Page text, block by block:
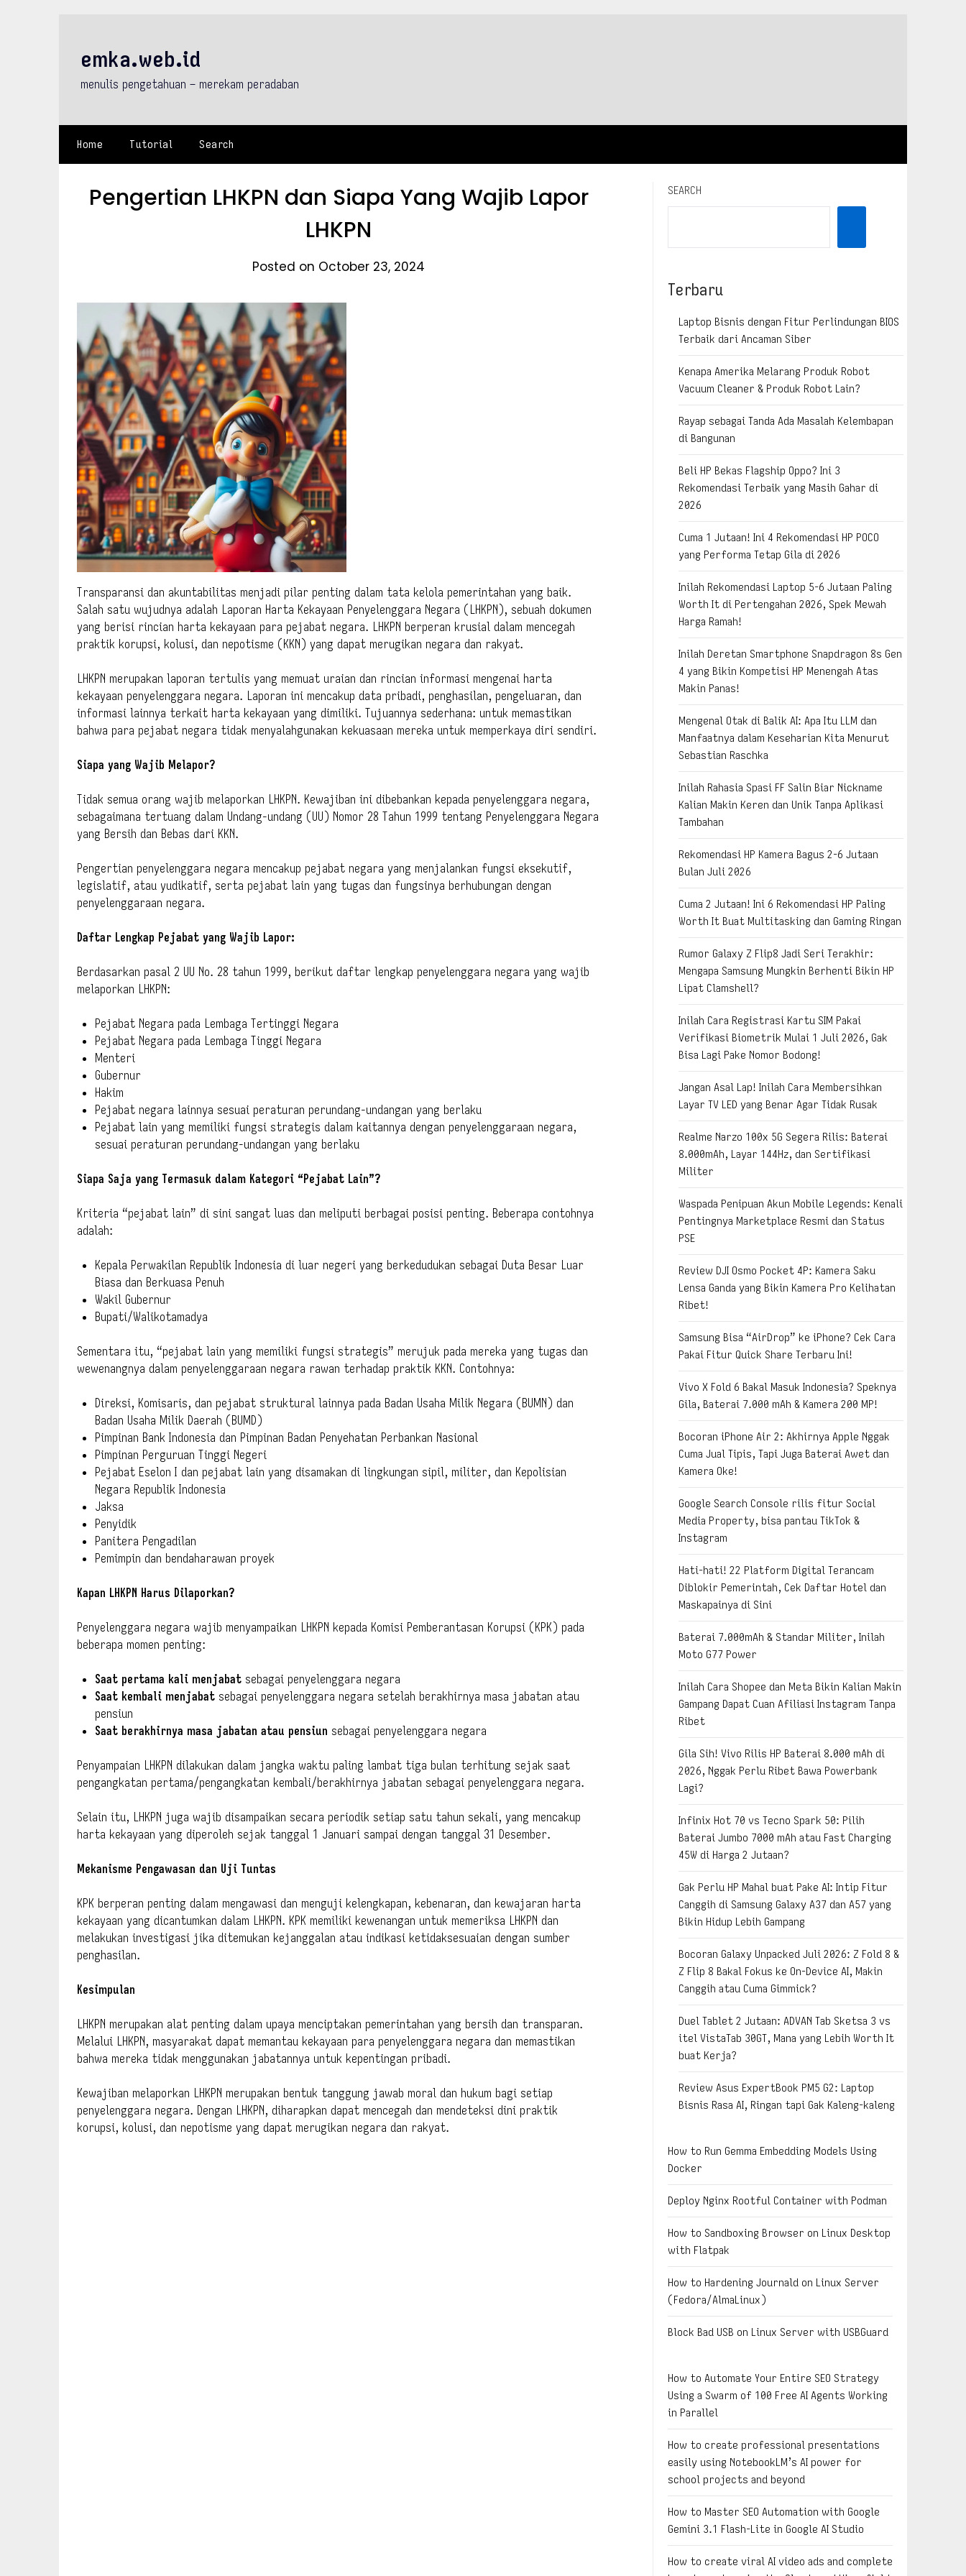
emka.web.id
menulis pengetahuan – merekam peradaban
Home Tutorial Search
Pengertian LHKPN dan Siapa Yang Wajib Lapor
LHKPN
Posted on October 23, 2024
Transparansi dan akuntabilitas menjadi pilar penting dalam tata kelola pemerintahan yang baik.
Salah satu wujudnya adalah Laporan Harta Kekayaan Penyelenggara Negara (LHKPN), sebuah dokumen
yang berisi rincian harta kekayaan para pejabat negara. LHKPN berperan krusial dalam mencegah
praktik korupsi, kolusi, dan nepotisme (KKN) yang dapat merugikan negara dan rakyat.
LHKPN merupakan laporan tertulis yang memuat uraian dan rincian informasi mengenai harta
kekayaan penyelenggara negara. Laporan ini mencakup data pribadi, penghasilan, pengeluaran, dan
informasi lainnya terkait harta kekayaan yang dimiliki. Tujuannya sederhana: untuk memastikan
bahwa para pejabat negara tidak menyalahgunakan kekuasaan mereka untuk memperkaya diri sendiri.
Siapa yang Wajib Melapor?
Tidak semua orang wajib melaporkan LHKPN. Kewajiban ini dibebankan kepada penyelenggara negara,
sebagaimana tertuang dalam Undang-undang (UU) Nomor 28 Tahun 1999 tentang Penyelenggara Negara
yang Bersih dan Bebas dari KKN.
Pengertian penyelenggara negara mencakup pejabat negara yang menjalankan fungsi eksekutif,
legislatif, atau yudikatif, serta pejabat lain yang tugas dan fungsinya berhubungan dengan
penyelenggaraan negara.
Daftar Lengkap Pejabat yang Wajib Lapor:
Berdasarkan pasal 2 UU No. 28 tahun 1999, berikut daftar lengkap penyelenggara negara yang wajib
melaporkan LHKPN:
Pejabat Negara pada Lembaga Tertinggi Negara
Pejabat Negara pada Lembaga Tinggi Negara
Menteri
Gubernur
Hakim
Pejabat negara lainnya sesuai peraturan perundang-undangan yang berlaku
Pejabat lain yang memiliki fungsi strategis dalam kaitannya dengan penyelenggaraan negara,
sesuai peraturan perundang-undangan yang berlaku
Siapa Saja yang Termasuk dalam Kategori “Pejabat Lain”?
Kriteria “pejabat lain” di sini sangat luas dan meliputi berbagai posisi penting. Beberapa contohnya
adalah:
Kepala Perwakilan Republik Indonesia di luar negeri yang berkedudukan sebagai Duta Besar Luar
Biasa dan Berkuasa Penuh
Wakil Gubernur
Bupati/Walikotamadya
Sementara itu, “pejabat lain yang memiliki fungsi strategis” merujuk pada mereka yang tugas dan
wewenangnya dalam penyelenggaraan negara rawan terhadap praktik KKN. Contohnya:
Direksi, Komisaris, dan pejabat struktural lainnya pada Badan Usaha Milik Negara (BUMN) dan
Badan Usaha Milik Daerah (BUMD)
Pimpinan Bank Indonesia dan Pimpinan Badan Penyehatan Perbankan Nasional
Pimpinan Perguruan Tinggi Negeri
Pejabat Eselon I dan pejabat lain yang disamakan di lingkungan sipil, militer, dan Kepolisian
Negara Republik Indonesia
Jaksa
Penyidik
Panitera Pengadilan
Pemimpin dan bendaharawan proyek
Kapan LHKPN Harus Dilaporkan?
Penyelenggara negara wajib menyampaikan LHKPN kepada Komisi Pemberantasan Korupsi (KPK) pada
beberapa momen penting:
Saat pertama kali menjabat sebagai penyelenggara negara
Saat kembali menjabat sebagai penyelenggara negara setelah berakhirnya masa jabatan atau
pensiun
Saat berakhirnya masa jabatan atau pensiun sebagai penyelenggara negara
Penyampaian LHKPN dilakukan dalam jangka waktu paling lambat tiga bulan terhitung sejak saat
pengangkatan pertama/pengangkatan kembali/berakhirnya jabatan sebagai penyelenggara negara.
Selain itu, LHKPN juga wajib disampaikan secara periodik setiap satu tahun sekali, yang mencakup
harta kekayaan yang diperoleh sejak tanggal 1 Januari sampai dengan tanggal 31 Desember.
Mekanisme Pengawasan dan Uji Tuntas
KPK berperan penting dalam mengawasi dan menguji kelengkapan, kebenaran, dan kewajaran harta
kekayaan yang dicantumkan dalam LHKPN. KPK memiliki kewenangan untuk memeriksa LHKPN dan
melakukan investigasi jika ditemukan kejanggalan atau indikasi ketidaksesuaian dengan sumber
penghasilan.
Kesimpulan
LHKPN merupakan alat penting dalam upaya menciptakan pemerintahan yang bersih dan transparan.
Melalui LHKPN, masyarakat dapat memantau kekayaan para penyelenggara negara dan memastikan
bahwa mereka tidak menggunakan jabatannya untuk kepentingan pribadi.
Kewajiban melaporkan LHKPN merupakan bentuk tanggung jawab moral dan hukum bagi setiap
penyelenggara negara. Dengan LHKPN, diharapkan dapat mencegah dan mendeteksi dini praktik
korupsi, kolusi, dan nepotisme yang dapat merugikan negara dan rakyat.
SEARCH
Terbaru
Laptop Bisnis dengan Fitur Perlindungan BIOS
Terbaik dari Ancaman Siber
Kenapa Amerika Melarang Produk Robot
Vacuum Cleaner & Produk Robot Lain?
Rayap sebagai Tanda Ada Masalah Kelembapan
di Bangunan
Beli HP Bekas Flagship Oppo? Ini 3
Rekomendasi Terbaik yang Masih Gahar di
2026
Cuma 1 Jutaan! Ini 4 Rekomendasi HP POCO
yang Performa Tetap Gila di 2026
Inilah Rekomendasi Laptop 5-6 Jutaan Paling
Worth It di Pertengahan 2026, Spek Mewah
Harga Ramah!
Inilah Deretan Smartphone Snapdragon 8s Gen
4 yang Bikin Kompetisi HP Menengah Atas
Makin Panas!
Mengenal Otak di Balik AI: Apa Itu LLM dan
Manfaatnya dalam Keseharian Kita Menurut
Sebastian Raschka
Inilah Rahasia Spasi FF Salin Biar Nickname
Kalian Makin Keren dan Unik Tanpa Aplikasi
Tambahan
Rekomendasi HP Kamera Bagus 2-6 Jutaan
Bulan Juli 2026
Cuma 2 Jutaan! Ini 6 Rekomendasi HP Paling
Worth It Buat Multitasking dan Gaming Ringan
Rumor Galaxy Z Flip8 Jadi Seri Terakhir:
Mengapa Samsung Mungkin Berhenti Bikin HP
Lipat Clamshell?
Inilah Cara Registrasi Kartu SIM Pakai
Verifikasi Biometrik Mulai 1 Juli 2026, Gak
Bisa Lagi Pake Nomor Bodong!
Jangan Asal Lap! Inilah Cara Membersihkan
Layar TV LED yang Benar Agar Tidak Rusak
Realme Narzo 100x 5G Segera Rilis: Baterai
8.000mAh, Layar 144Hz, dan Sertifikasi
Militer
Waspada Penipuan Akun Mobile Legends: Kenali
Pentingnya Marketplace Resmi dan Status
PSE
Review DJI Osmo Pocket 4P: Kamera Saku
Lensa Ganda yang Bikin Kamera Pro Kelihatan
Ribet!
Samsung Bisa “AirDrop” ke iPhone? Cek Cara
Pakai Fitur Quick Share Terbaru Ini!
Vivo X Fold 6 Bakal Masuk Indonesia? Speknya
Gila, Baterai 7.000 mAh & Kamera 200 MP!
Bocoran iPhone Air 2: Akhirnya Apple Nggak
Cuma Jual Tipis, Tapi Juga Baterai Awet dan
Kamera Oke!
Google Search Console rilis fitur Social
Media Property, bisa pantau TikTok &
Instagram
Hati-hati! 22 Platform Digital Terancam
Diblokir Pemerintah, Cek Daftar Hotel dan
Maskapainya di Sini
Baterai 7.000mAh & Standar Militer, Inilah
Moto G77 Power
Inilah Cara Shopee dan Meta Bikin Kalian Makin
Gampang Dapat Cuan Afiliasi Instagram Tanpa
Ribet
Gila Sih! Vivo Rilis HP Baterai 8.000 mAh di
2026, Nggak Perlu Ribet Bawa Powerbank
Lagi?
Infinix Hot 70 vs Tecno Spark 50: Pilih
Baterai Jumbo 7000 mAh atau Fast Charging
45W di Harga 2 Jutaan?
Gak Perlu HP Mahal buat Pake AI: Intip Fitur
Canggih di Samsung Galaxy A37 dan A57 yang
Bikin Hidup Lebih Gampang
Bocoran Galaxy Unpacked Juli 2026: Z Fold 8 &
Z Flip 8 Bakal Fokus ke On-Device AI, Makin
Canggih atau Cuma Gimmick?
Duel Tablet 2 Jutaan: ADVAN Tab Sketsa 3 vs
itel VistaTab 30GT, Mana yang Lebih Worth It
buat Kerja?
Review Asus ExpertBook PM5 G2: Laptop
Bisnis Rasa AI, Ringan tapi Gak Kaleng-kaleng
How to Run Gemma Embedding Models Using
Docker
Deploy Nginx Rootful Container with Podman
How to Sandboxing Browser on Linux Desktop
with Flatpak
How to Hardening Journald on Linux Server
(Fedora/AlmaLinux)
Block Bad USB on Linux Server with USBGuard
How to Automate Your Entire SEO Strategy
Using a Swarm of 100 Free AI Agents Working
in Parallel
How to create professional presentations
easily using NotebookLM’s AI power for
school projects and beyond
How to Master SEO Automation with Google
Gemini 3.1 Flash-Lite in Google AI Studio
How to create viral AI video ads and complete